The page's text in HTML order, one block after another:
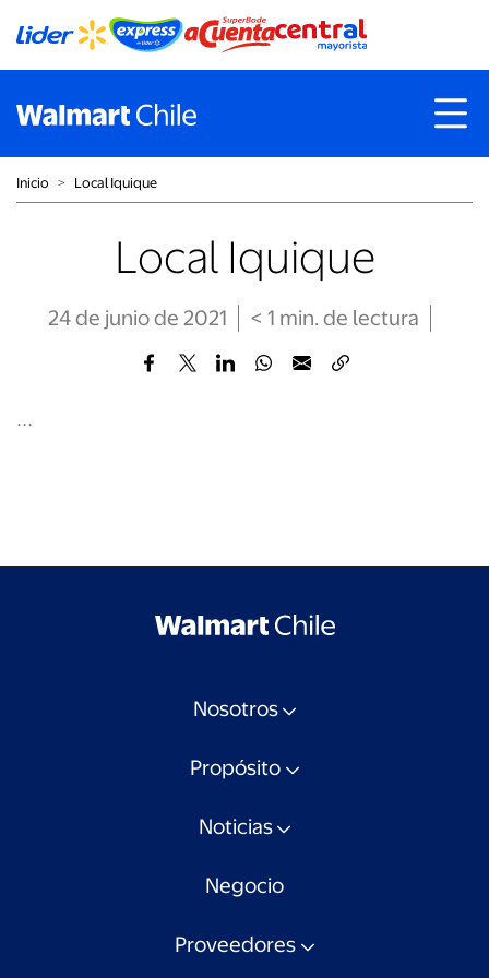
Inicio ˃ Local Iquique
Local Iquique
24 de junio de 2021 < 1 min. de lectura
...
Nosotros
Propósito
Noticias
Negocio
Proveedores